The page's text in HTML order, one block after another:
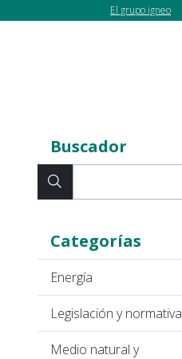
El grupo igneo
Buscador
Categorías
Energía
Legislación y normativa
Medio natural y